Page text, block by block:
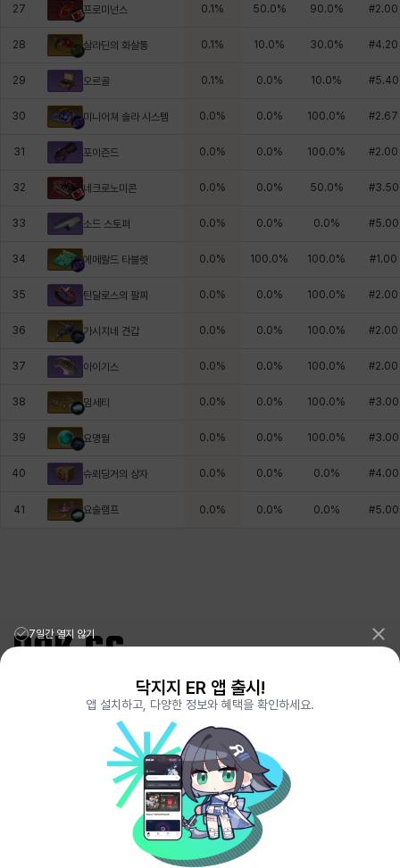
27 프로미넌스 0.1 % 50.0% 90.0% #2.00
28 살라딘의 화살통 0.1 % 10.0% 30.0% #4.20
29 오르골 0.1 % 0.0% 10.0% #5.40
30 미니어쳐 솔라 시스템 0.0% 0.0% 100.0% #2.67
31 포이즌드 0.0% 0.0% 100.0% #2.00
32 네크로노미콘 0.0% 0.0% 50.0% #3.50
33 소드 스토퍼 0.0% 0.0% 0.0% #5.00
34 에메랄드 타블렛 0.0% 100.0% 100.0% #1.00
35 틴달로스의 팔찌 0.0% 0.0% 100.0% #2.00
36 가시지네 견갑 0.0% 0.0% 100.0% #2.00
37 아이기스 0.0% 0.0% 100.0% #2.00
38 임세티 0.0% 0.0% 100.0% #3.00
39 요명월 0.0% 0.0% 100.0% #3.00
40 슈뢰딩거의 상자 0.0% 0.0% 0.0% #4.00
41 요술램프 0.0% 0.0% 0.0% #5.00
리그오브레전드 전적검색 포로지지PORO.GG
전략적팀전투 TFT 전적검색 롤체지지 LOLCHESS.GG
메이플스토리 종합통계MAPLE.GG
VALORANT.DAK.GG
배틀그라운드 전적검색PUBG.DAK.GG
이터널 리턴 전적검색ER.DAK.GG
GENSHIN.DAK.GG
DEADLOCK.DAK.GG
7일간 열지 않기
닥지지 ER 앱 출시!
앱 설치하고, 다양한 정보와 혜택을 확인하세요.